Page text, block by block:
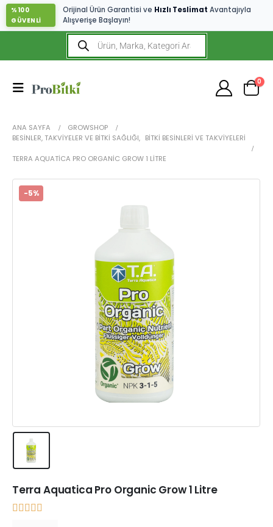
%100
GÜVENLİ
Orijinal Ürün Garantisi ve Hızlı Teslimat Avantajıyla
Alışverişe Başlayın!
0
ANA SAYFA
GROWSHOP
BESINLER, TAKVIYELER VE BITKI SAĞLIĞI, BITKI BESINLERI VE TAKVIYELERI
TERRA AQUATICA PRO ORGANIC GROW 1 LITRE
-5%
Terra Aquatica Pro Organic Grow 1 Litre